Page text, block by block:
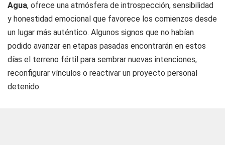
Agua, ofrece una atmósfera de introspección, sensibilidad
y honestidad emocional que favorece los comienzos desde
un lugar más auténtico. Algunos signos que no habían
podido avanzar en etapas pasadas encontrarán en estos
días el terreno fértil para sembrar nuevas intenciones,
reconfigurar vínculos o reactivar un proyecto personal
detenido.